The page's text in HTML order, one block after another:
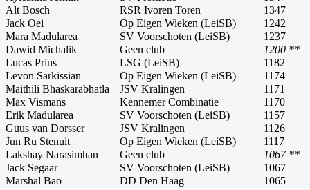
Alt Bosch
RSR Ivoren Toren
1347
Jack Oei
Op Eigen Wieken (LeiSB)
1242
Mara Madularea
SV Voorschoten (LeiSB)
1237
Dawid Michalik
Geen club
1200 **
Lucas Prins
LSG (LeiSB)
1182
Levon Sarkissian
Op Eigen Wieken (LeiSB)
1174
Maithili Bhaskarabhatla
JSV Kralingen
1171
Max Vismans
Kennemer Combinatie
1170
Erik Madularea
SV Voorschoten (LeiSB)
1157
Guus van Dorsser
JSV Kralingen
1126
Jun Ru Stenuit
Op Eigen Wieken (LeiSB)
1117
Lakshay Narasimhan
Geen club
1067 **
Jack Segaar
SV Voorschoten (LeiSB)
1067
Marshal Bao
DD Den Haag
1065